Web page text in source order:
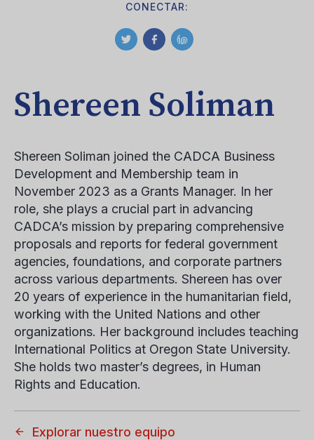
CONECTAR:
Shereen Soliman
Shereen Soliman joined the CADCA Business
Development and Membership team in
November 2023 as a Grants Manager. In her
role, she plays a crucial part in advancing
CADCA’s mission by preparing comprehensive
proposals and reports for federal government
agencies, foundations, and corporate partners
across various departments. Shereen has over
20 years of experience in the humanitarian field,
working with the United Nations and other
organizations. Her background includes teaching
International Politics at Oregon State University.
She holds two master’s degrees, in Human
Rights and Education.
Explorar nuestro equipo